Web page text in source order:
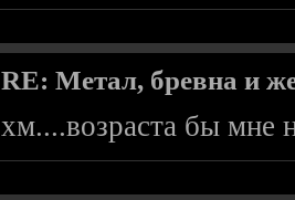
RE: Метал, бревна и
хм....возраста бы мне